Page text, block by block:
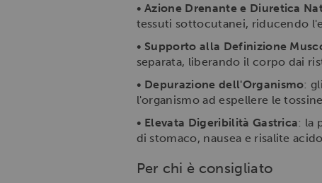
•Azione Drenante e Diuretica
tessuti sottocutanei, riducendo
• Supporto alla Definizione
separata, liberando il corpo dai
• Depurazione dell'Organismo:
l'organismo ad espellere le
• Elevata Digeribilità Gastrica: la
di stomaco, nausea e risalite
Per chi è consigliato